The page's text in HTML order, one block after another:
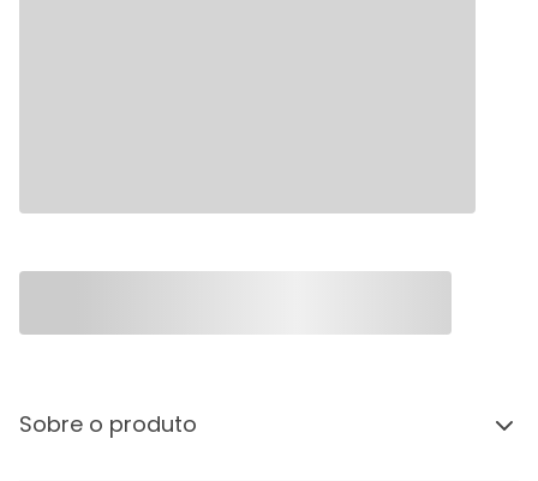
Sobre o produto